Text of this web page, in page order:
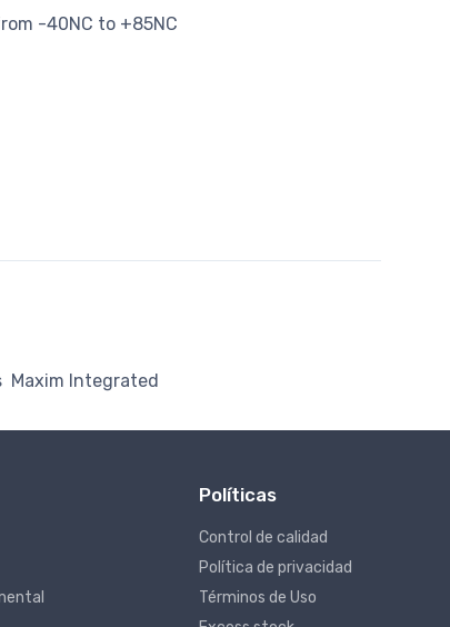
-40NC to +85NC
Maxim Integrated
Políticas
Control de calidad
Política de privacidad
Términos de Uso